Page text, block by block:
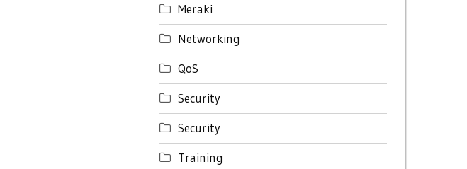
Meraki
Networking
QoS
Security
Security
Training